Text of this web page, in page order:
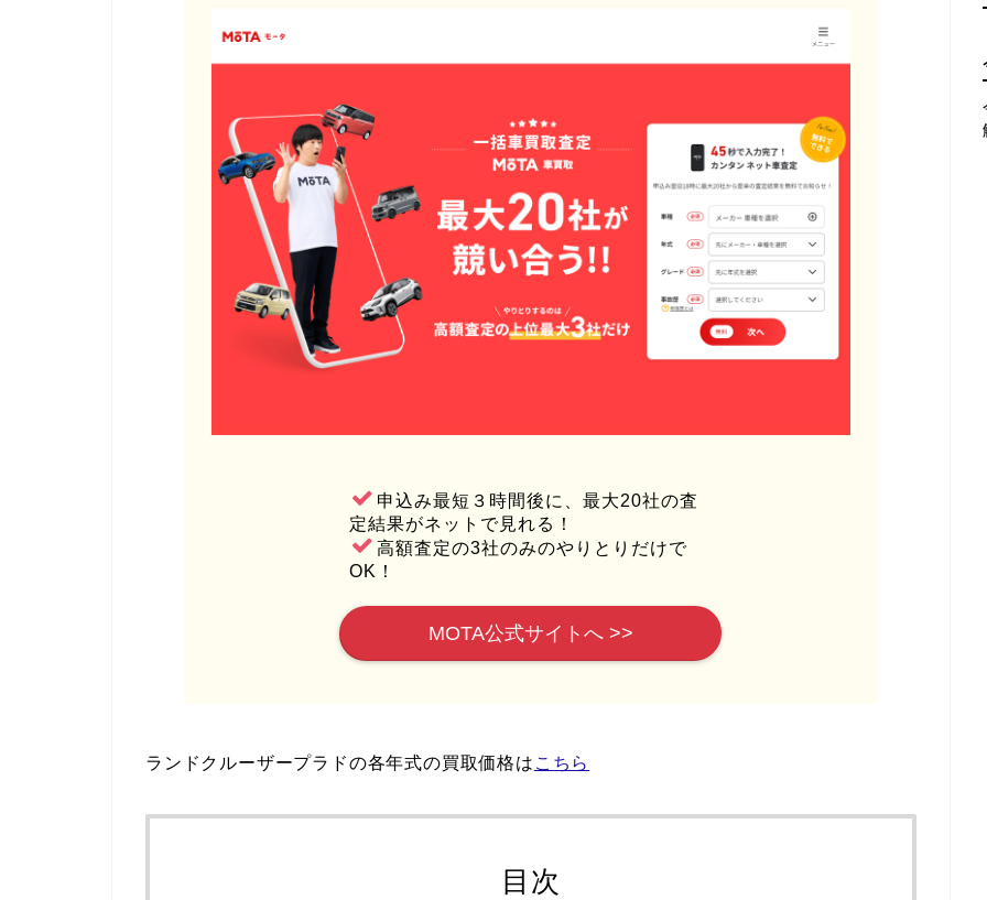
申込み最短３時間後に、最大20社の査
定結果がネットで見れる！
高額査定の3社のみのやりとりだけで
OK！
MOTA公式サイトへ >>
ランドクルーザープラドの各年式の買取価格は こちら
目次